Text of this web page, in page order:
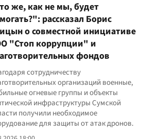
же, как не мы, будет
рассказал Борис
о совместной инициативе
"Стоп коррупции" и
фондов
сотрудничеству
организаций военные,
огневые группы и объекты
инфраструктуры Сумской
получили необходимое
для защиты от атак дронов.